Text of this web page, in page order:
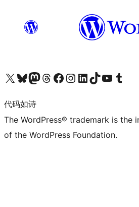
关注我们的 X（原 Twitter）账号访问我们的 Bluesky 账号关注我们的 Mastodon 账号访问我们的 Threads 账号 访问我们的 Facebook 公共主页关注我们的 Instagram 账号 关注我们的 LinkedIn 主页访问我们的 TikTok 账号访问我们的 YouTube 频道 访问我们的 Tumblr 账号
代码如诗
The WordPress® trademark is the
of the WordPress Foundation.